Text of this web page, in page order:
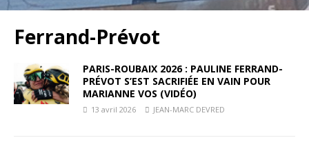
Ferrand-Prévot
PARIS-ROUBAIX 2026 : PAULINE FERRAND-
PRÉVOT S’EST SACRIFIÉE EN VAIN POUR
MARIANNE VOS (VIDÉO)
13 avril 2026 JEAN-MARC DEVRED